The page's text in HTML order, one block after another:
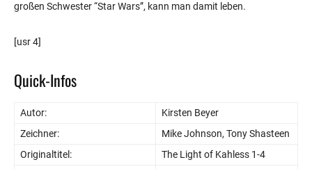
großen Schwester “Star Wars”, kann man damit leben.
[usr 4]
Quick-Infos
Autor:
Kirsten Beyer
Zeichner:
Mike Johnson, Tony Shasteen
Originaltitel:
The Light of Kahless 1-4